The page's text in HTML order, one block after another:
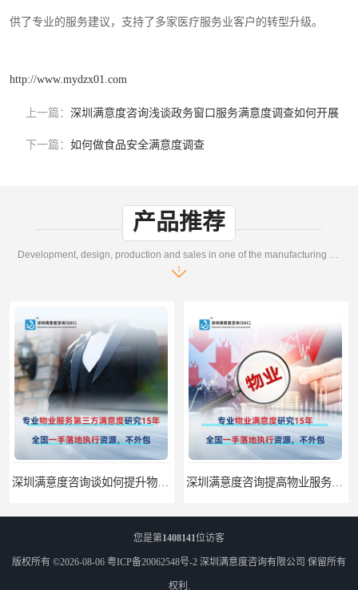
供了专业的服务建议 ，支持 了多家医疗服务业客户的转型升级。
http://www.mydzx01.com
上一篇： 深圳满意度咨询浅谈政务窗口服务满意度调查如何开展
下一篇： 如何做食品安全满意度调查
产品推荐
Development, design, production and sales in one of the manufacturing enterprises
您是第1408141位访客
版权所有 ©2026-08-06 粤ICP备20062548号-2 深圳满意度咨询有限公司 保留所有
权利.